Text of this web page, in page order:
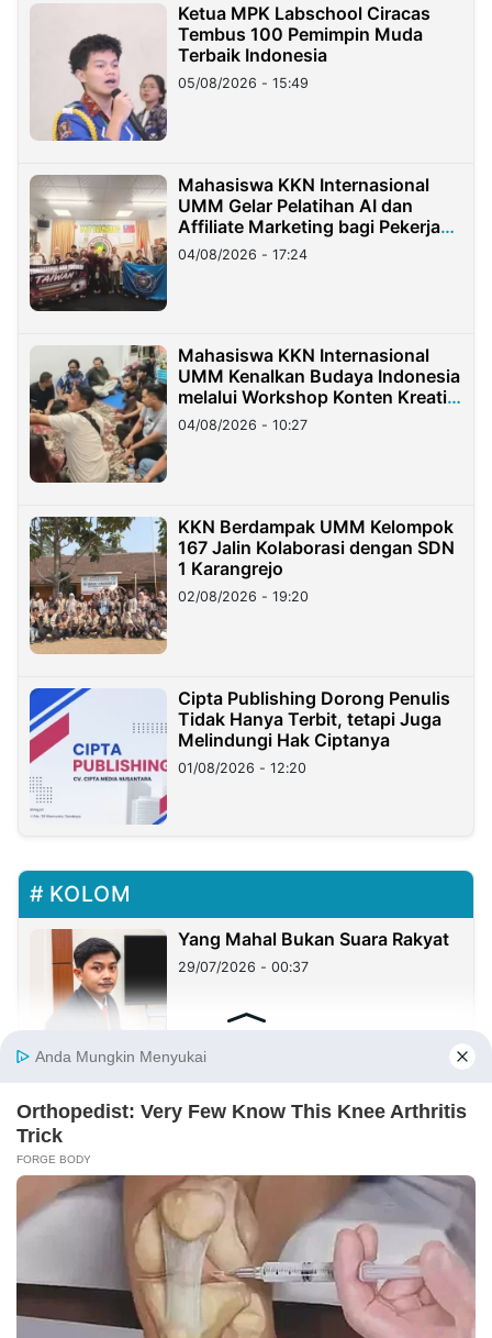
Ketua MPK Labschool Ciracas
Tembus 100 Pemimpin Muda
Terbaik Indonesia
05/08/2026 - 15:49
Mahasiswa KKN Internasional
UMM Gelar Pelatihan AI dan
Affiliate Marketing bagi Pekerja
Migran Indonesia di Taiwan
04/08/2026 - 17:24
Mahasiswa KKN Internasional
UMM Kenalkan Budaya Indonesia
melalui Workshop Konten Kreatif
di Taiwan
04/08/2026 - 10:27
KKN Berdampak UMM Kelompok
167 Jalin Kolaborasi dengan SDN
1 Karangrejo
02/08/2026 - 19:20
Cipta Publishing Dorong Penulis
Tidak Hanya Terbit, tetapi Juga
Melindungi Hak Ciptanya
01/08/2026 - 12:20
KOLOM
Yang Mahal Bukan Suara Rakyat
29/07/2026 - 00:37
Haji Her Mirip Prabowo, Rejekinya
27/07/2026 - 05:05
Sister City: Peluang Besar, tetapi
Implementasinya Masih Menjadi
Tantangan